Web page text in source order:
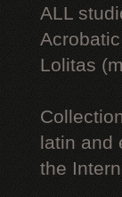
ALL
Lоlitаs
latin and
the